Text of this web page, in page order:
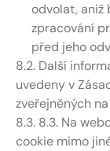
odvolat, aniž
zpracování
před jeho
8.2. Další
uvedeny v
zveřejněných
8.3. 8.3. Na
cookie mimo